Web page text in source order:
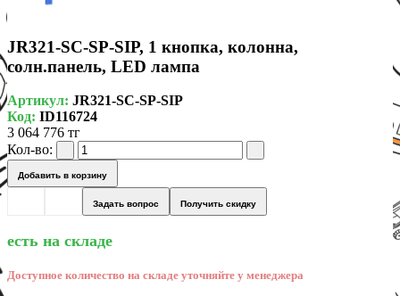
JR321-SC-SP-SIP, 1 кнопка, колонна,
солн.панель, LED лампа
Артикул: JR321-SC-SP-SIP
Код: ID116724
3 064 776 тг
Кол-во:
Добавить в корзину
Задать вопрос Получить скидку
есть на складе
Доступное количество на складе уточняйте у менеджера